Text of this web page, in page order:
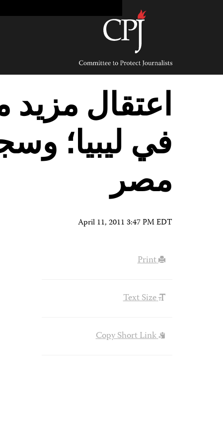
Committee
Protect
Journalists
اعتقال
في ليبيا؛
مصر
April 11, 2011 3:47 PM EDT
Print
Text Size
Copy Short Link